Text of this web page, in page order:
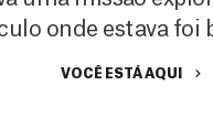
onde estava foi
VOCÊ ESTÁ AQUI